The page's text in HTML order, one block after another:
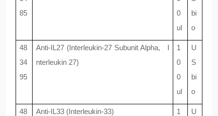
85
0
ul
bi
o
48
34
95
Anti-IL27 (Interleukin-27 Subunit Alpha, I
nterleukin 27)
1
0
0
ul
U
S
bi
o
48
Anti-IL33 (Interleukin-33)
1
U